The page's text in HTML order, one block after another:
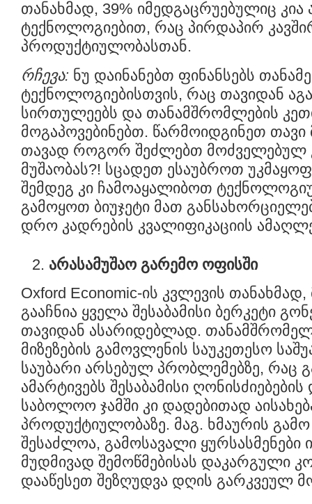
თანახმად, 39% იმედგაცრუებულიც კია
ტექნოლოგიებით, რაც პირდაპირ
პროდუქტიულობასთან.
რჩევა: ნუ დაინანებთ ფინანსებს
ტექნოლოგიებისთვის, რაც თავიდან
სირთულეებს და თანამშრომლების
მოგაპოვებინებთ. წარმოიდგინეთ
თავად როგორ შეძლებთ მოძველებულ
მუშაობას?! სცადეთ ესაუბროთ
შემდეგ კი ჩამოაყალიბოთ
გამოყოთ ბიუჯეტი მათ
დრო კადრების კვალიფიკაციის
არასამუშაო გარემო ოფისში
Oxford Economic-ის კვლევის
გააჩნია ყველა შესაბამისი ბერკეტი
თავიდან ასარიდებლად.
მიზეზების გამოვლენის საუკეთესო
საუბარი არსებულ პრობლემებზე, რაც
ამარტივებს შესაბამისი
საბოლოო ჯამში კი დადებითად
პროდუქტიულობაზე. მაგ. ხმაურის
შესაძლოა, გამოსავალი ყურსასმენები
მუდმივად შემოწმებისას დაკარგული
დააწესეთ შეზღუდვა დღის გარკვეულ